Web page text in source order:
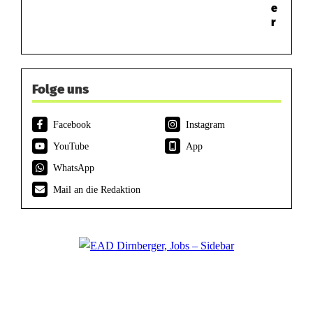
e
r
Folge uns
Facebook
Instagram
YouTube
App
WhatsApp
Mail an die Redaktion